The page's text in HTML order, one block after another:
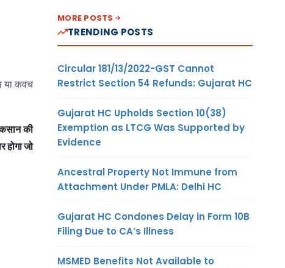
या कवच
की
जो
MORE POSTS
TRENDING POSTS
Circular 181/13/2022-GST Cannot
Restrict Section 54 Refunds: Gujarat HC
Gujarat HC Upholds Section 10(38)
Exemption as LTCG Was Supported by
Evidence
Ancestral Property Not Immune from
Attachment Under PMLA: Delhi HC
Gujarat HC Condones Delay in Form 10B
Filing Due to CA’s Illness
MSMED Benefits Not Available to